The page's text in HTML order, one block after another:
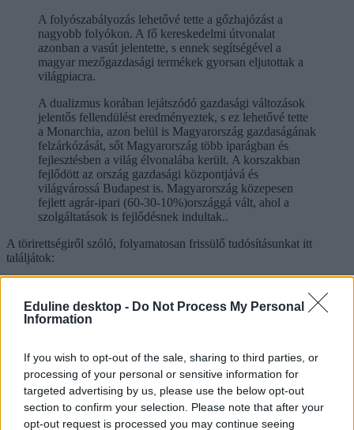
Eduline desktop - Do Not Process My Personal
Information
If you wish to opt-out of the sale, sharing to third parties, or
processing of your personal or sensitive information for
targeted advertising by us, please use the below opt-out
section to confirm your selection. Please note that after your
opt-out request is processed you may continue seeing
A folyószabályozás lehetővé tette a gőzhajózást a
nagyobb folyókon. A fő kereskedelmi útvonalat
azonban a vasút jelentette, s ennek segítségével a
magyar mezőgazdasági termékek gyorsan eljutottak a
világpiacra.
A dualizmus korában lejátszódó gazdasági változások
jelentős fellendülést eredményeztek, s ez lehetővé tette
a Monarchia, azon belül is Magyarország gazdaságának
felzárkózását, sőt Magyarország több iparágban és
fejlesztésben a világ élvonalába került. A korszakban
fejlődött az ország gazdasági központjává és
világvárossá Budapest is. Magyarország közepesen
fejlett agrár-ipari (60-30-10%)országgá vált, ahol a
szolgáltatások is fejlődésnek indultak..
A törirettségiről szóló, folyamatosan frissülő tudósításunkat itt
találjátok: